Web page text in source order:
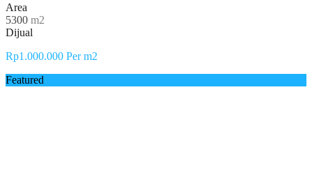
Area
5300 m2
Dijual
Rp1.000.000 Per m2
Featured